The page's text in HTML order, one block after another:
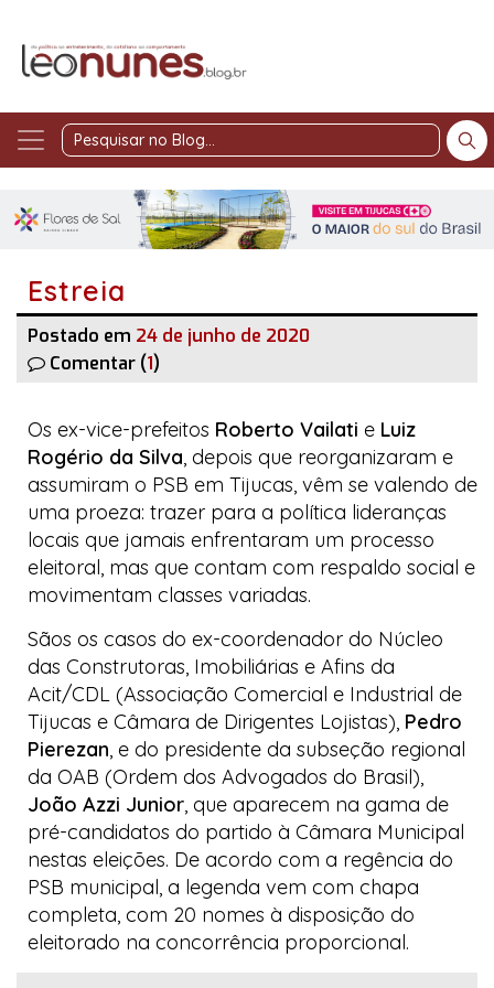
Pesquisar
Blog
Estreia
Postado em 24 de junho de 2020
Comentar (1)
Os ex-vice-prefeitos Roberto Vailati e Luiz
Rogério da Silva, depois que reorganizaram e
assumiram o PSB em Tijucas, vêm se valendo de
uma proeza: trazer para a política lideranças
locais que jamais enfrentaram um processo
eleitoral, mas que contam com respaldo social e
movimentam classes variadas.
Sãos os casos do ex-coordenador do Núcleo
das Construtoras, Imobiliárias e Afins da
Acit/CDL (Associação Comercial e Industrial de
Tijucas e Câmara de Dirigentes Lojistas), Pedro
Pierezan, e do presidente da subseção regional
da OAB (Ordem dos Advogados do Brasil),
João Azzi Junior, que aparecem na gama de
pré-candidatos do partido à Câmara Municipal
nestas eleições. De acordo com a regência do
PSB municipal, a legenda vem com chapa
completa, com 20 nomes à disposição do
eleitorado na concorrência proporcional.